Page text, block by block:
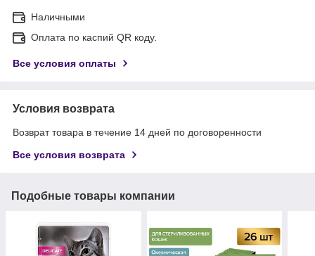
Наличными
Оплата по каспий QR коду.
Все условия оплаты
Условия возврата
Возврат товара в течение 14 дней по договоренности
Все условия возврата
Подобные товары компании